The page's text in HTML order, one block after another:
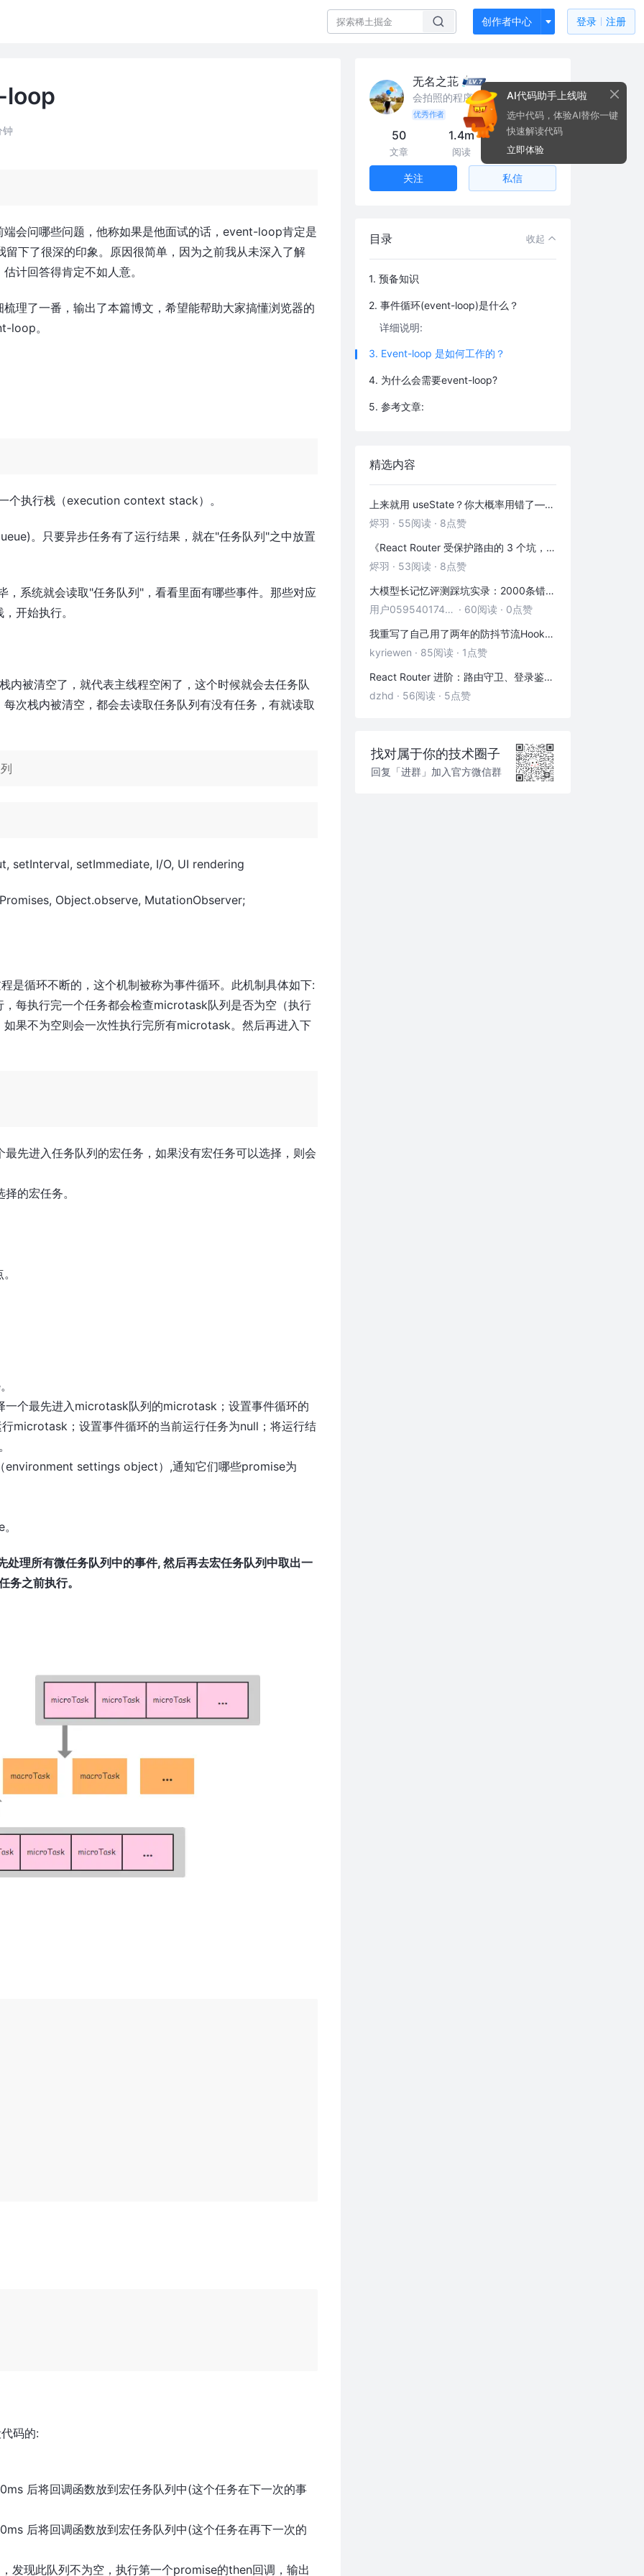
创作者中心 登录 注册
loop
钟
会问哪些问题，他称如果是他面试的话，event-loop肯定是
下了很深的印象。原因很简单，因为之前我从未深入了解
计回答得肯定不如人意。
理了一番，输出了本篇博文，希望能帮助大家搞懂浏览器的
loop。
个执行栈（execution context stack）。
。只要异步任务有了运行结果，就在"任务队列"之中放置
系统就会读取"任务队列"，看看里面有哪些事件。那些对应
开始执行。
内被清空了，就代表主线程空闲了，这个时候就会去任务队
次栈内被清空，都会去读取任务队列有没有任务，有就读取
setInterval, setImmediate, I/O, UI rendering
Object.observe, MutationObserver;
是循环不断的，这个机制被称为事件循环。此机制具体如下:
每执行完一个任务都会检查microtask队列是否为空（执行
果不为空则会一次性执行完所有microtask。然后再进入下
先进入任务队列的宏任务，如果没有宏任务可以选择，则会
的宏任务。
一个最先进入microtask队列的microtask；设置事件循环的
microtask；设置事件循环的当前运行任务为null；将运行结
environment settings object）,通知它们哪些promise为
理所有微任务队列中的事件, 然后再去宏任务队列中取出一
务之前执行。
码的:
后将回调函数放到宏任务队列中(这个任务在下一次的事
后将回调函数放到宏任务队列中(这个任务在再下一次的
发现此队列不为空，执行第一个promise的then回调，输出
无名之苝
会拍照的程序媛
优秀作者
50
文章
1.4m
阅读
29k
粉丝
关注 私信
目录 收起
1. 预备知识
2. 事件循环(event-loop)是什么？
详细说明:
3. Event-loop 是如何工作的？
4. 为什么会需要event-loop?
5. 参考文章:
精选内容
上来就用 useState？你大概率用错了——useRef 的三种正确打开方式
烬羽 · 55阅读 · 8点赞
《React Router 受保护路由的 3 个坑，第 2 个 90% 的人都踩过》
烬羽 · 53阅读 · 8点赞
大模型长记忆评测踩坑实录：2000条错位记忆，让我排查了整整3小时
用户05954017446 · 60阅读 · 0点赞
我重写了自己用了两年的防抖节流Hook——发现里面藏着3个隐藏bug
kyriewen · 85阅读 · 1点赞
React Router 进阶：路由守卫、登录鉴权与状态传递
dzhd · 56阅读 · 5点赞
找对属于你的技术圈子
回复「进群」加入官方微信群
AI代码助手上线啦
选中代码，体验AI替你一键
快速解读代码
立即体验